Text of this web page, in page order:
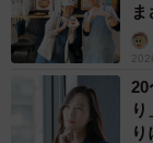
は
20
り